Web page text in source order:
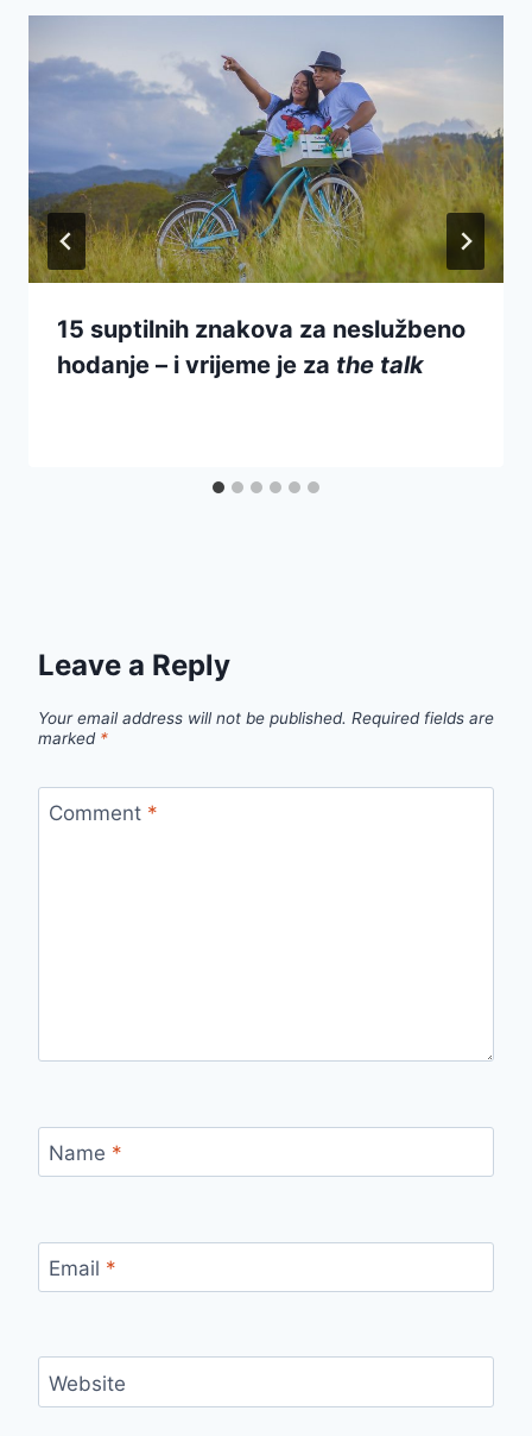
15 suptilnih znakova za neslužbeno
hodanje – i vrijeme je za the talk
Leave a Reply
Your email address will not be published. Required fields are
marked *
Comment *
Name *
Email *
Website